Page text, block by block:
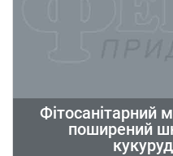
Фітосанітарний
поширений